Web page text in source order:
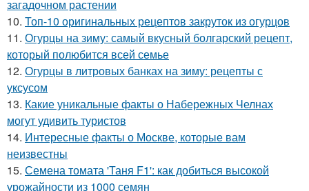
загадочном растении
10. Топ-10 оригинальных рецептов закруток из огурцов
11. Огурцы на зиму: самый вкусный болгарский рецепт,
который полюбится всей семье
12. Огурцы в литровых банках на зиму: рецепты с
уксусом
13. Какие уникальные факты о Набережных Челнах
могут удивить туристов
14. Интересные факты о Москве, которые вам
неизвестны
15. Семена томата 'Таня F1': как добиться высокой
урожайности из 1000 семян